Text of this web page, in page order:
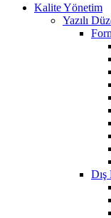
Kalite Yönetim
Yazılı